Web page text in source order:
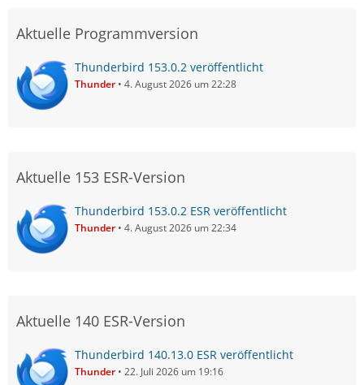
Aktuelle Programmversion
Thunderbird 153.0.2 veröffentlicht
Thunder 4. August 2026 um 22:28
Aktuelle 153 ESR-Version
Thunderbird 153.0.2 ESR veröffentlicht
Thunder 4. August 2026 um 22:34
Aktuelle 140 ESR-Version
Thunderbird 140.13.0 ESR veröffentlicht
Thunder 22. Juli 2026 um 19:16